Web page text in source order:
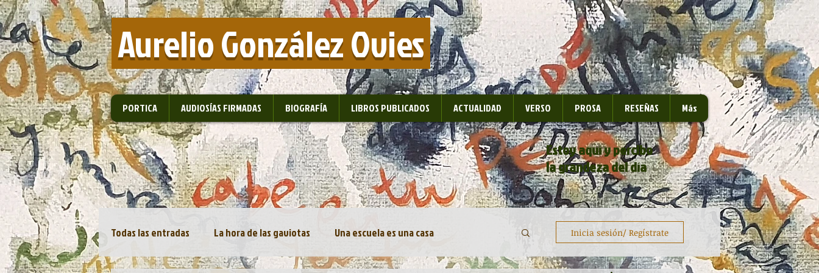
​ Aurelio González Ovies
PORTICA AUDIOSÍAS FIRMADAS BIOGRAFÍA LIBROS PUBLICADOS ACTUALIDAD VERSO PROSA RESEÑAS Más
Estoy aquí y percibo
la grandeza del día
Todas las entradas La hora de las gaviotas Una escuela es una casa Inicia sesión/ Regístrate